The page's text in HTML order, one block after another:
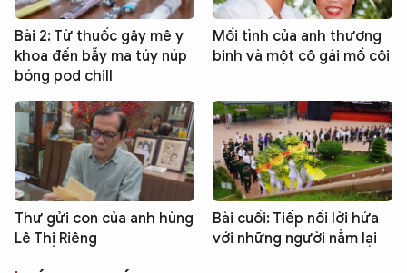
Bài 2: Từ thuốc gây mê y
khoa đến bẫy ma túy núp
bóng pod chill
Mối tình của anh thương
binh và một cô gái mồ côi
Thư gửi con của anh hùng
Lê Thị Riêng
Bài cuối: Tiếp nối lời hứa
với những người nằm lại